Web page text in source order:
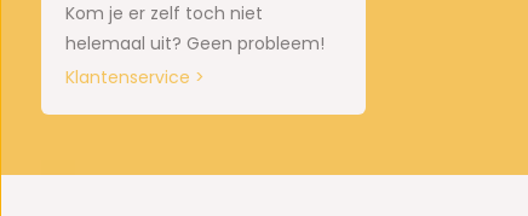
Kom je er zelf toch niet
helemaal uit? Geen probleem!
Klantenservice >